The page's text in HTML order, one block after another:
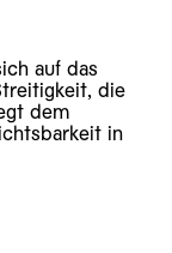
auf das
die
dem
in